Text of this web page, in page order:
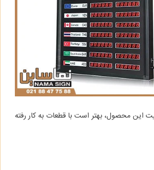
این محصول، بهتر است با قطعات به کار رفته